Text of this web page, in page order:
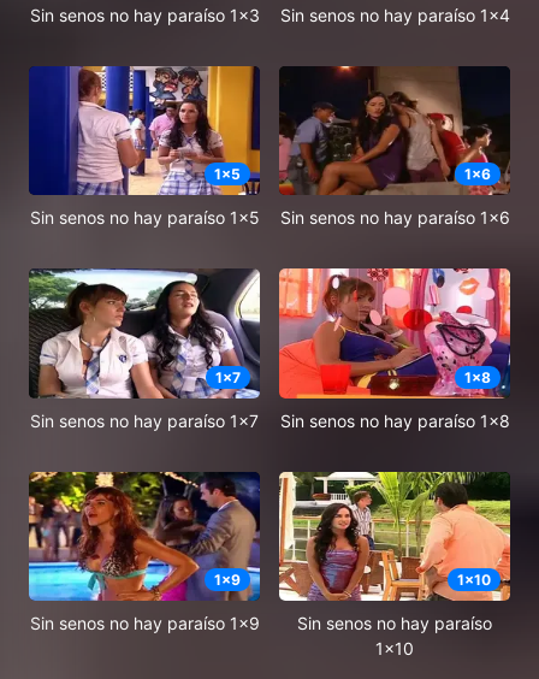
Sin senos no hay paraíso 1x3 Sin senos no hay paraíso 1x4
1x5
Sin senos no hay paraíso 1x5
1x6
Sin senos no hay paraíso 1x6
1x7
Sin senos no hay paraíso 1x7
1x8
Sin senos no hay paraíso 1x8
1x9
Sin senos no hay paraíso 1x9
1x10
Sin senos no hay paraíso
1x10